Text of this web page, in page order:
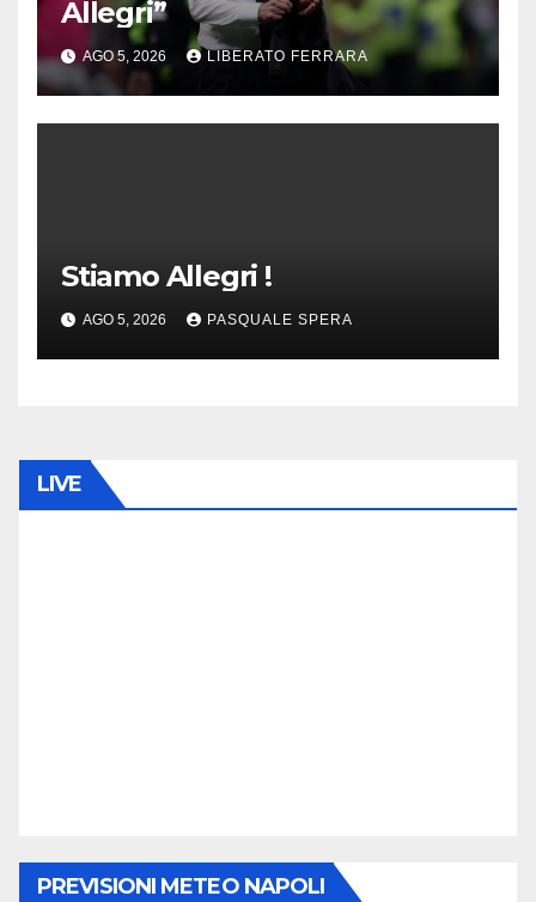
Allegri”
AGO 5, 2026 LIBERATO FERRARA
Stiamo Allegri !
AGO 5, 2026 PASQUALE SPERA
LIVE
PREVISIONI METEO NAPOLI